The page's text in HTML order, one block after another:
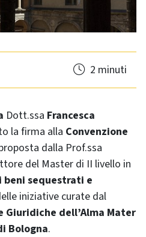
2 minuti
Dott.ssa Francesca
la firma alla Convenzione
dalla Prof.ssa
del Master di II livello in
sequestrati e
iniziative curate dal
dell’Alma Mater
Bologna.